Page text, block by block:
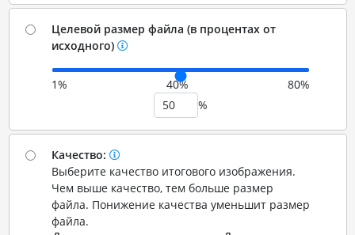
Целевой размер файла (в процентах от
исходного)
1% 40%
80%
%
Качество:
Выберите качество итогового изображения.
Чем выше качество, тем больше размер
файла. Понижение качества уменьшит размер
файла.